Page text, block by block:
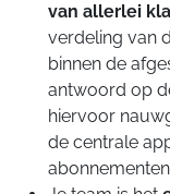
van allerlei
verdeling van
binnen de
antwoord op
hiervoor
de centrale